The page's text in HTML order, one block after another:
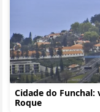
Cidade do Funchal:
Roque